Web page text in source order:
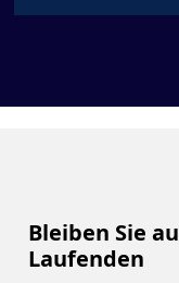
Bleiben Sie
Laufenden